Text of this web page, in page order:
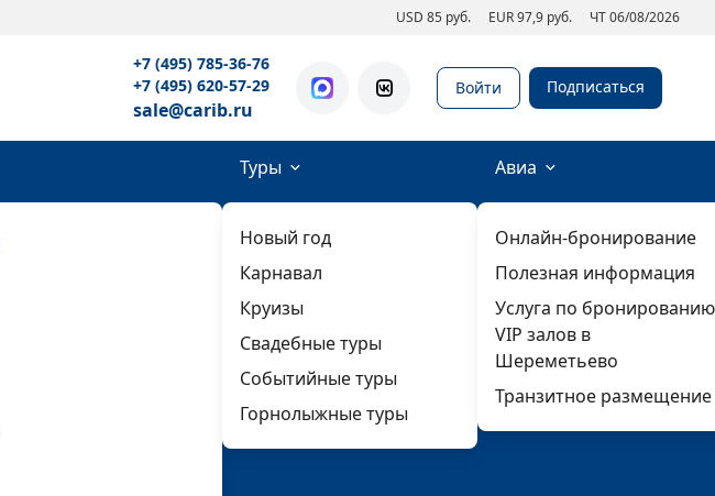
USD 85 руб. EUR 97,9 руб. ЧТ 06/08/2026
+7 (495) 785-36-76
+7 (495) 620-57-29
sale@carib.ru
Войти Подписаться
Туры
Новый год
Карнавал
Круизы
Свадебные туры
Событийные туры
Горнолыжные туры
Авиа
Онлайн-бронирование
Полезная информация
Услуга по бронированию
VIP залов в
Шереметьево
Транзитное размещение